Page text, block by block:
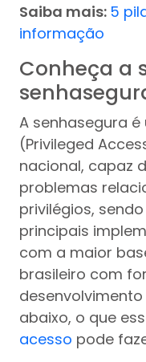
Saiba mais: 5
informação
Conheça a
A senhasegura é
(Privileged
nacional, capaz
problemas
privilégios,
principais
com a maior
brasileiro com
abaixo, o que
acesso pode